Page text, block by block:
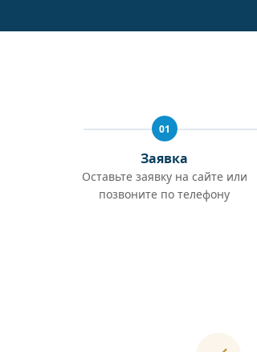
01
Заявка
Оставьте заявку на сайте или
позвоните по телефону